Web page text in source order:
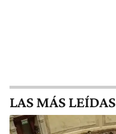
LAS MÁS LEÍDAS